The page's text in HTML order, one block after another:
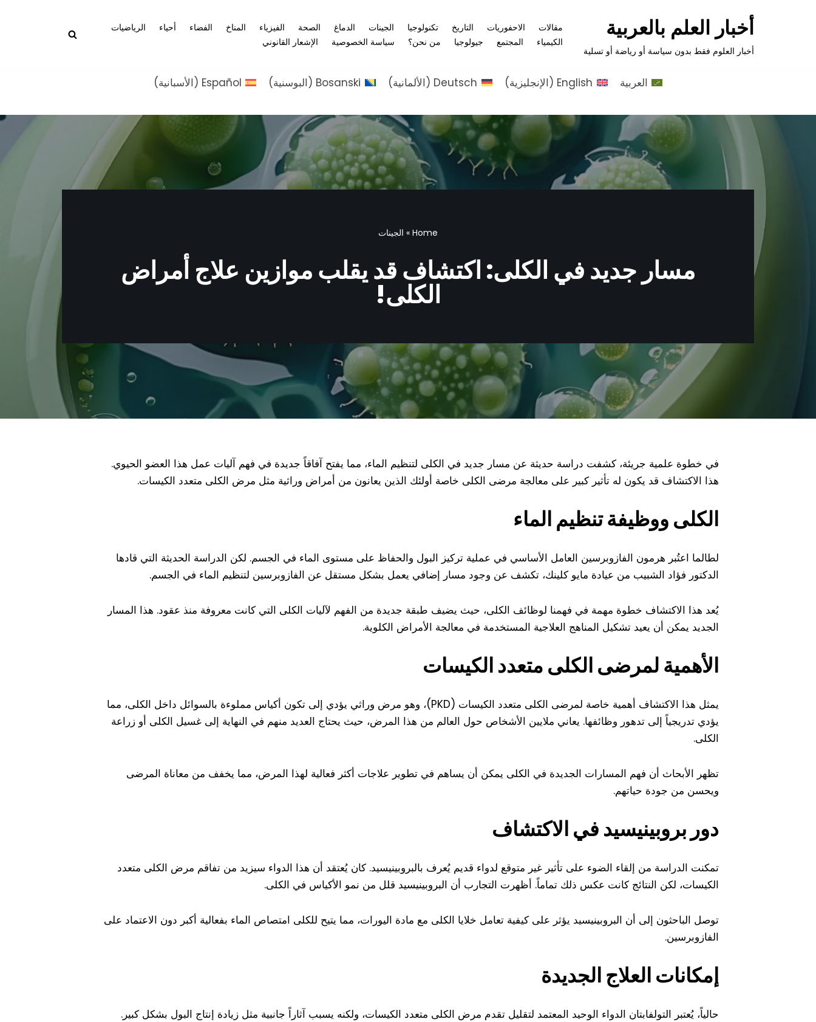
أخبار العلم بالعربية
أخبار العلوم فقط بدون سياسة أو رياضة أو تسلية
مقالات الاحفوريات التاريخ تكنولوجيا الجينات الدماغ الصحة الفيزياء المناخ الفضاء أحياء
الرياضيات
الكيمياء
المجتمع جيولوجيا من نحن؟ سياسة الخصوصية الإشعار القانوني
العربية English
(الإنجليزية)
Deutsch
(الألمانية)
Bosanski
(البوسنية)
Español
(الأسبانية)
Home
» الجينات
مسار جديد في الكلى: اكتشاف قد يقلب موازين علاج أمراض
الكلى!
في خطوة علمية جريئة، كشفت دراسة حديثة عن مسار جديد في الكلى لتنظيم الماء، مما يفتح آفاقاً جديدة في فهم آليات عمل هذا العضو الحيوي.
هذا الاكتشاف قد يكون له تأثير كبير على معالجة مرضى الكلى خاصة أولئك الذين يعانون من أمراض وراثية مثل مرض الكلى متعدد الكيسات.
الكلى ووظيفة تنظيم الماء
لطالما اعتُبر هرمون الفازوبرسين العامل الأساسي في عملية تركيز البول والحفاظ على مستوى الماء في الجسم. لكن الدراسة الحديثة التي قادها
الدكتور فؤاد الشبيب من عيادة مايو كلينك، تكشف عن وجود مسار إضافي يعمل بشكل مستقل عن الفازوبرسين لتنظيم الماء في الجسم.
يُعد هذا الاكتشاف خطوة مهمة في فهمنا لوظائف الكلى، حيث يضيف طبقة جديدة من الفهم لآليات الكلى التي كانت معروفة منذ عقود. هذا المسار
الجديد يمكن أن يعيد تشكيل المناهج العلاجية المستخدمة في معالجة الأمراض الكلوية.
الأهمية لمرضى الكلى متعدد الكيسات
يمثل هذا الاكتشاف أهمية خاصة لمرضى الكلى متعدد الكيسات (PKD)، وهو مرض وراثي يؤدي إلى تكون أكياس مملوءة بالسوائل داخل الكلى، مما
يؤدي تدريجياً إلى تدهور وظائفها. يعاني ملايين الأشخاص حول العالم من هذا المرض، حيث يحتاج العديد منهم في النهاية إلى غسيل الكلى أو زراعة
الكلى.
تظهر الأبحاث أن فهم المسارات الجديدة في الكلى يمكن أن يساهم في تطوير علاجات أكثر فعالية لهذا المرض، مما يخفف من معاناة المرضى
ويحسن من جودة حياتهم.
دور بروبينيسيد في الاكتشاف
تمكنت الدراسة من إلقاء الضوء على تأثير غير متوقع لدواء قديم يُعرف بالبروبينيسيد. كان يُعتقد أن هذا الدواء سيزيد من تفاقم مرض الكلى متعدد
الكيسات، لكن النتائج كانت عكس ذلك تماماً. أظهرت التجارب أن البروبينيسيد قلل من نمو الأكياس في الكلى.
توصل الباحثون إلى أن البروبينيسيد يؤثر على كيفية تعامل خلايا الكلى مع مادة اليورات، مما يتيح للكلى امتصاص الماء بفعالية أكبر دون الاعتماد على
الفازوبرسين.
إمكانات العلاج الجديدة
حالياً، يُعتبر التولفابتان الدواء الوحيد المعتمد لتقليل تقدم مرض الكلى متعدد الكيسات، ولكنه يسبب آثاراً جانبية مثل زيادة إنتاج البول بشكل كبير.